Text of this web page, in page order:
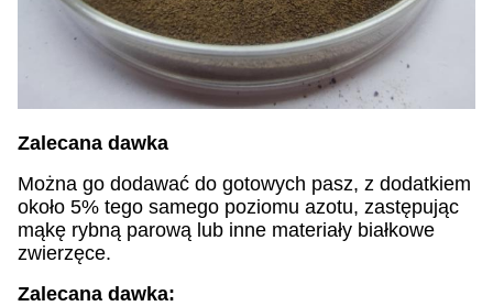
Zalecana dawka
Można go dodawać do gotowych pasz, z dodatkiem
około 5% tego samego poziomu azotu, zastępując
mąkę rybną parową lub inne materiały białkowe
zwierzęce.
Zalecana dawka: